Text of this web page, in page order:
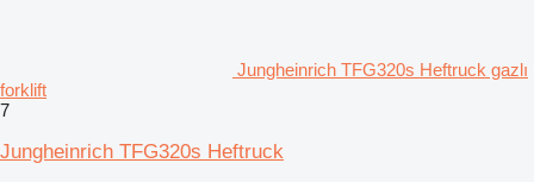
Jungheinrich TFG320s Heftruck gazlı
forklift
7
Jungheinrich TFG320s Heftruck